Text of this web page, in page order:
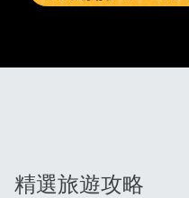
精選旅遊攻略